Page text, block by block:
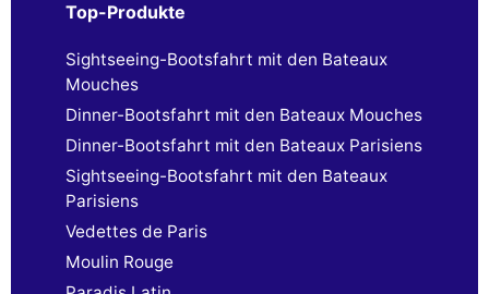
Top-Produkte
Sightseeing-Bootsfahrt mit den Bateaux
Mouches
Dinner-Bootsfahrt mit den Bateaux Mouches
Dinner-Bootsfahrt mit den Bateaux Parisiens
Sightseeing-Bootsfahrt mit den Bateaux
Parisiens
Vedettes de Paris
Moulin Rouge